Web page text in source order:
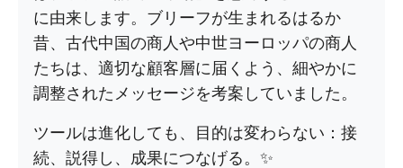
に由来します。ブリーフが生まれるはるか
昔、古代中国の商人や中世ヨーロッパの商人
たちは、適切な顧客層に届くよう、細やかに
調整されたメッセージを考案していました。
ツールは進化しても、目的は変わらない：接
続、説得し、成果につなげる。✨